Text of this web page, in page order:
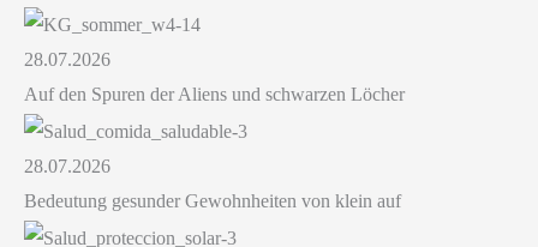
28.07.2026
Auf den Spuren der Aliens und schwarzen Löcher
28.07.2026
Bedeutung gesunder Gewohnheiten von klein auf